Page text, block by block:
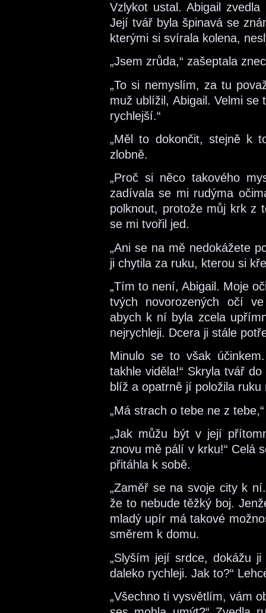
Vzlykot ustal. Abigail
Její tvář byla špinavá se
kterými si svírala kolena,
„Jsem zrůda,“ zašeptala
„To si nemyslím, za tu
muž ublížil, Abigail. Velmi
rychlejší.“
„Měl to dokončit, stejně k
zlobně.
„Proč si něco takového
zadívala se mi rudýma
polknout, protože můj krk z
se mi tvořil jed.
„Ani se na mě nedokážete
ji chytila za ruku, kterou si
„Tím to není, Abigail. Moje
tvých novorozených očí
abych k ní byla zcela
nejrychleji. Dcera ji stále
Minulo se to však
takhle viděla!“ Skryla tvář
blíž a opatrně jí položila
„Má strach o tebe ne z
„Jak můžu být v její
znovu mě pálí v krku!“ Celá
přitáhla k sobě.
„Zaměř se na svoje city k
že to nebude těžký boj.
mladý upír má takové
směrem k domu.
„Slyším její srdce, dokážu
daleko rychleji. Jak to?“
„Všechno ti vysvětlím, vám